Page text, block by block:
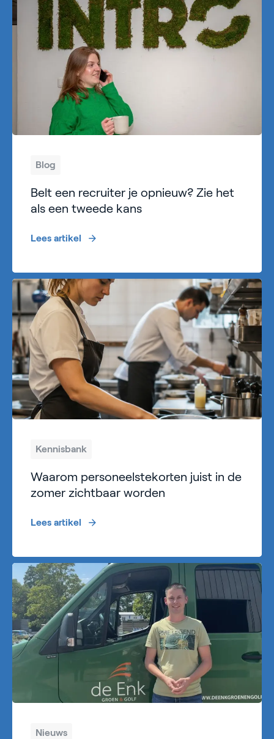
Blog
Belt een recruiter je opnieuw? Zie het
als een tweede kans
Lees artikel
Kennisbank
Waarom personeelstekorten juist in de
zomer zichtbaar worden
Lees artikel
Nieuws